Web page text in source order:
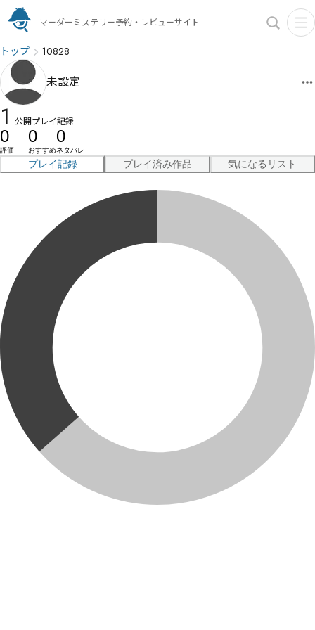
マーダーミステリー予約・レビューサイト
トップ 10828
未設定
1 公開プレイ記録
0
評価
0
おすすめ
0
ネタバレ
プレイ記録 プレイ済み作品 気になるリスト